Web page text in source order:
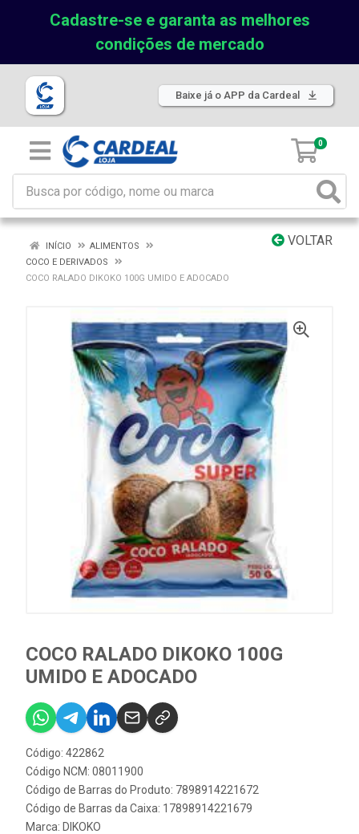
Cadastre-se e garanta as melhores
condições de mercado
Baixe já o APP da Cardeal
0
VOLTAR
INÍCIO
ALIMENTOS
COCO E DERIVADOS
COCO RALADO DIKOKO 100G UMIDO E ADOCADO
COCO RALADO DIKOKO 100G
UMIDO E ADOCADO
Código: 422862
Código NCM: 08011900
Código de Barras do Produto: 7898914221672
Código de Barras da Caixa: 17898914221679
Marca: DIKOKO